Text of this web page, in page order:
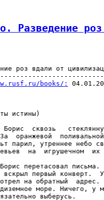
Разведение
роз вдали от
books/: 04.01.2003 13:16
--------------------


                       (Солдаты истины)

    Заперев  почтовый  ящик,  Борис  сквозь   стеклянную   стену
подъезда посмотрел на улицу. За  оранжевой  поливальной  машиной
остался мокрый тротуар. Асфальт парил, утреннее небо сверкало  в
лужах. Неподвижные листья деревьев  на  игрушечном  их  бульваре
ярко светились под солнцем.
    Зажав газеты под мышкой, Борис перетасовал письма.
    Медленно подходя к лифту, вскрыл первый конверт.  Улыбнулся.
Наташка! Привет, родная. Посмотрел на обратный  адрес.  Судя  по
штемпелю, лайнер бороздил Средиземное море. Ничего, у меня  вода
тоже есть под боком. Река. Обязательно выберусь.
    Так, дальше.
    Солонникову  Борису  Александровичу...  О-о!  Это  ответ  из
академии.  Солонников  вздохнул,   обмахиваясь   конвертом   как
веером.  Наверняка  опять  отказ   на   просьбу   поработать   в
спецхране...  Каменный  век.  Коллеги,   какой   смысл   прятать
информацию? Это ж  не  огурцы,  чтобы  ее  вот  так  мариновать.
Правда Ватикан тоже не пустил в свои архивы. Так то  Ватикан!  А
у нас - Сизолапов Владлен Георгиевич. Чтоб он был здоров...
    Справедливости ради надо заметить, что  ни  святой  престол,
ни академия наук в ближайшее время не дождутся объяснений  зачем
общественной  некоммерческой  организации,   притулившейся   под
крылом  Института  мировой  истории,  понадобилось  так  глубоко
рыться в делах давно минувших дней.
    Дальше.  Ту  мистер  Солонникофф...   Борис   обомлел.   Как
сомнамбула, не  убрав  с  лица  изумление,  распечатал  конверт.
Читал,  все  больше  недоумевая.  Официальное   приглашение   от
Римского клуба. Личное! Нет, а чему  я,  собственно,  удивляюсь?
Именно так всегда все и происходит - буднично  и  неожиданно.  А
ты как хотел, с фанфарами и ковровой дорожкой у подъезда?  Борис
припомнил - да, было дело, они разослали запросы  на  информацию
во все архивы и во все  футурологические  организации,  о  своей
рабочей  группе  сообщив,   как   всегда,   только   официальные
сведения.  Посылая  письмо  в  Римский  клуб,  ни  на   что   не
надеялись,  конечно  -  слишком  уж  заоблачной   казалась   эта
организация, а сами они были совсем зелеными в то  время.  Но  -
сила солому  ломит,  а?  Надо  же,  персональное  приглашение...
Нашли личное дело? Прочитали открытые опубликованные работы?  Не
важно. Черт возьми, Солонников, это  приятно!  Он  со  значением
поднял конверт, словно захотел рассмотреть его  на  просвет.  На
то он и  Римский  клуб  -  живут  не  только  сегодняшним  днем,
экстраполируют,  догадываются...  Догадались.  Нам   бы   их   в
команду, с тоской подумал Борис. А вот съезжу  и  наведу  мосты!
Он  на  секунду  задумался.  Нет,   правда,   что   нам   мешает
попробовать? Ничего не  мешает.  Он  снова  подумал  -  все-таки
забавно...
    Следующим был какой-то непонятный конверт. Словно его  долго
в кармане таскали, то ли забывая, то ли не  решаясь  опустить  в
ящик.  Борис  присмотрелся.  Ага,   опять   борец   за   отчизну
объявился,   мальчиш-кибальчиш...   Договорились    же!    Борис
отчетливо  понял,  что   не   сможет   дальше   нарушать   режим
секретности. В конце  концов  не  им  одним  создана  программа,
рисковать этим интелектуальным шедевром  никто  не  в  праве,  а
вычислительный центр,  по  слухам,  вообще  детище  неизвестного
филантропа - директор трясется над ним.  Что  ж,  в  понедельник
спецотдел  института  начнет  тихую   охоту   за   потенциальным
разносчиком вирусов. Молю бога, парень, чтобы ты не  попался  на
большем!  Человек  ты,  вроде,  неплохой,   о   судьбах   родины
печешься... Кстати, стервец -  я,  получается,  вместе  с  тобой
рискую! Прикрывал тебя, получается, хакер фигов...  Или  все  же
предупредить - в последний раз?
    Последним  на  свет  предстал  мятый  нестандартно   большой
конверт, весь в каких-то линялых  разводах.  Борису  показалось,
что  на  площадке  пахнуло  прокаленным   зноем   пустыни.   Ну,
наконец-то! Письмо Барбариса из  экспедиции.  Опять  спутниковый
телефон в котел с  борщом  уронили?  Недели  три,  небось,  шло.
Толстое, хрустит. Борис зажмурился.  Наверное,  все  досконально
описал, ничего не забыл.  Борис  почувствовал,  что  губы  опять
расплываются в улыбке. Нет, тезка, все же подожди минутку...
    Он выхватил  длинный  конверт  с  красно-синими  ромбами,  с
синим штемпелем в виде корабля, рассекающего бурный вал. В  углу
конверта переливалась невероятной глубиной - словно  окошечко  в
другой мир - голографическая марка с четой  целующихся  попугаев
на лимонной ветке.
    Раздался звоночек и кремовые двери лифта разъехались.
    Борис не глядя шагнул в тускло освещенную  -  после  залитой
солнцем лестничной площадки - кабину и жадно  пробежал  короткое
письмо. Крупные буквы с